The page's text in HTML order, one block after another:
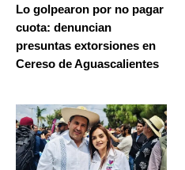
Lo golpearon por no pagar
cuota: denuncian
presuntas extorsiones en
Cereso de Aguascalientes